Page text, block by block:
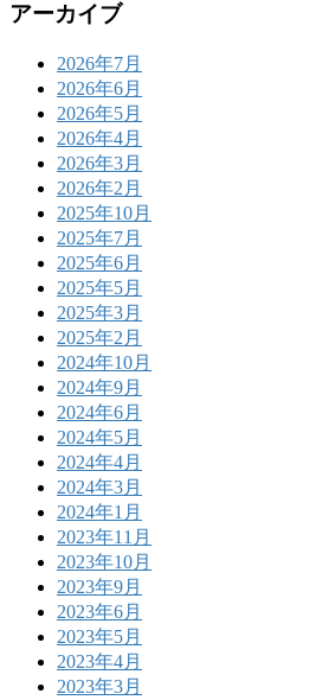
アーカイブ
2026年7月
2026年6月
2026年5月
2026年4月
2026年3月
2026年2月
2025年10月
2025年7月
2025年6月
2025年5月
2025年3月
2025年2月
2024年10月
2024年9月
2024年6月
2024年5月
2024年4月
2024年3月
2024年1月
2023年11月
2023年10月
2023年9月
2023年6月
2023年5月
2023年4月
2023年3月